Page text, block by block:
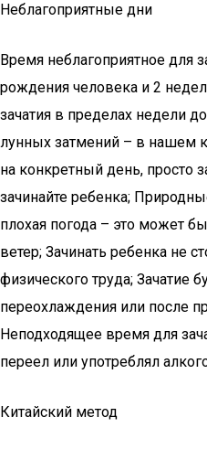
Неблагоприятные дни
Время неблагоприятное для
рождения человека и 2
зачатия в пределах недели
лунных затмений – в нашем
на конкретный день, просто
зачинайте ребенка;
плохая погода – это может
ветер; Зачинать ребенка не
физического труда; Зачатие
переохлаждения или после
Неподходящее время для
переел или употреблял
Китайский метод